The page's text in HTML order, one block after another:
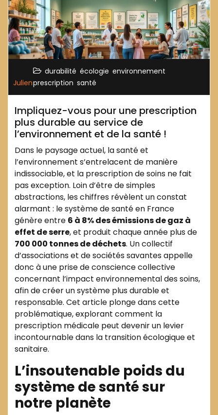
Julien
durabilité ,écologie ,environnement
prescription ,santé
Impliquez-vous pour une prescription
plus durable au service de
l’environnement et de la santé !
Dans le paysage actuel, la santé et
l’environnement s’entrelacent de manière
indissociable, et la prescription de soins ne fait
pas exception. Loin d’être de simples
abstractions, les chiffres révèlent un constat
alarmant : le système de santé en France
génère entre 6 à 8% des émissions de gaz à
effet de serre, et produit chaque année plus de
700 000 tonnes de déchets. Un collectif
d’associations et de sociétés savantes appelle
donc à une prise de conscience collective
concernant l’impact environnemental des soins,
afin de créer un système plus durable et
responsable. Cet article plonge dans cette
problématique, explorant comment la
prescription médicale peut devenir un levier
incontournable dans la transition écologique et
sanitaire.
L’insoutenable poids du
système de santé sur
notre planète